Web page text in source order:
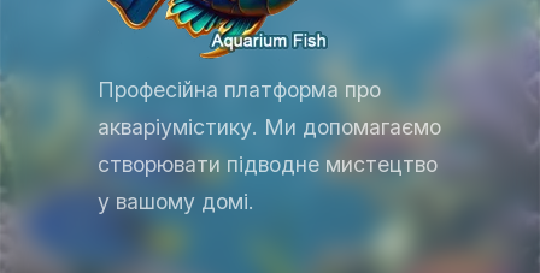
🐡
Професійна платформа про
акваріумістику. Ми допомагаємо
створювати підводне мистецтво
у вашому домі.